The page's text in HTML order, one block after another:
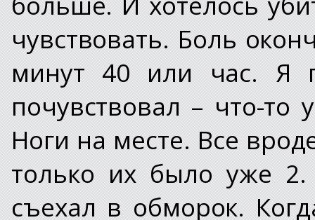
чувствовать. Боль
минут 40 или час. Я
почувствовал – что-
Ноги на месте. Все
только их было уже
съехал в обморок.